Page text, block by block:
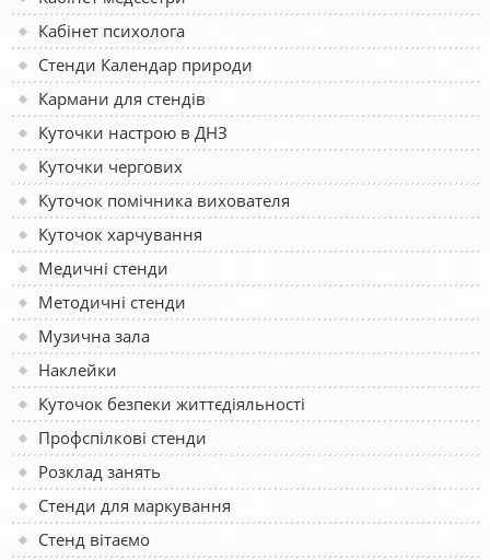
Кабінет психолога
Стенди Календар природи
Кармани для стендів
Куточки настрою в ДНЗ
Куточки чергових
Куточок помічника вихователя
Куточок харчування
Медичні стенди
Методичні стенди
Музична зала
Наклейки
Куточок безпеки життєдіяльності
Профспілкові стенди
Розклад занять
Стенди для маркування
Стенд вітаємо